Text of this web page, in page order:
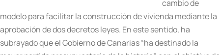
cambio de
modelo para facilitar la construcción de vivienda mediante la
aprobación de dos decretos leyes. En este sentido, ha
subrayado que el Gobierno de Canarias “ha destinado la